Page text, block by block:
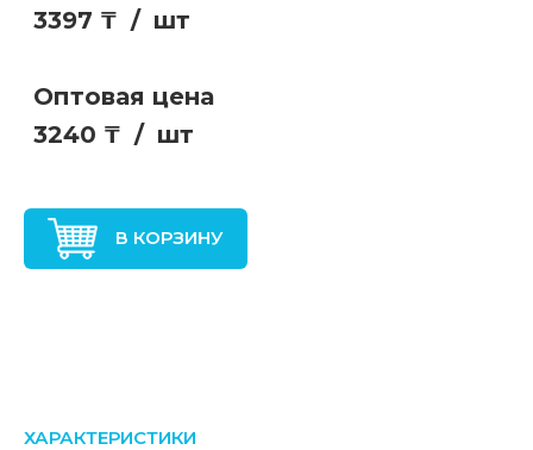
3397 ₸ / шт
Оптовая цена
3240 ₸ / шт
В КОРЗИНУ
ХАРАКТЕРИСТИКИ